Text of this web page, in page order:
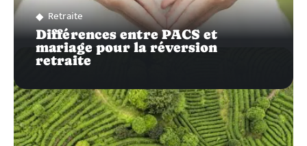
Retraite
Différences entre PACS et
mariage pour la réversion
retraite